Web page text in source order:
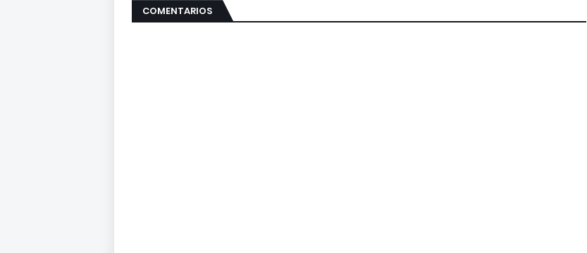
COMENTARIOS